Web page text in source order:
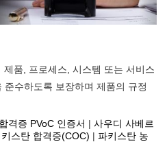
품, 프로세스, 시스템 또는 서비스
수하도록 보장하며 제품의 규정
격증 PVoC 인증서 | 사우디 사베르
스탄 합격증(COC) | 파키스탄 농